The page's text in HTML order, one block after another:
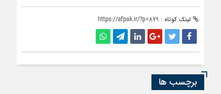
لینک کوتاه : https://afpak.ir/?p=879
برچسب ها